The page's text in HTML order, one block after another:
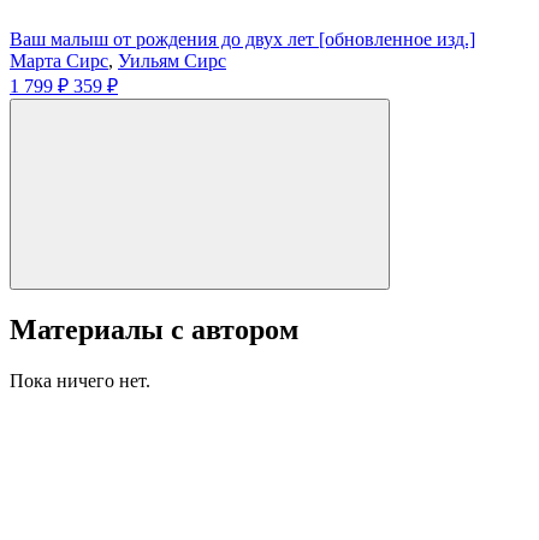
Ваш малыш от рождения до двух лет [обновленное изд.]
Марта Сирс, Уильям Сирс
1 799 ₽ 359 ₽
Материалы с автором
Пока ничего нет.